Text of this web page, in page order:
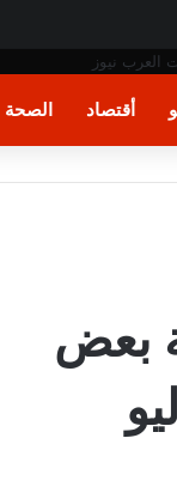
حتى نهاية المرحلة
أقتصاد الصحة
بعض